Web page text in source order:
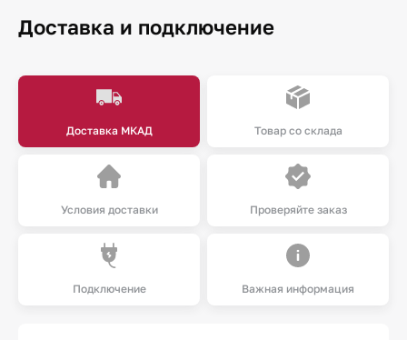
Доставка и подключение
Доставка МКАД Товар со склада
Условия доставки Проверяйте заказ
Подключение Важная информация